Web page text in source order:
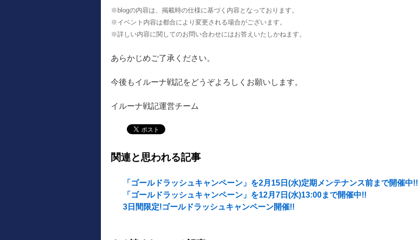
※blogの内容は、掲載時の仕様に基づく内容となっております。
※イベント内容は都合により変更される場合がございます。
※詳しい内容に関してのお問い合わせにはお答えいたしかねます。
あらかじめご了承ください。
今後もイルーナ戦記をどうぞよろしくお願いします。
イルーナ戦記運営チーム
関連と思われる記事
「ゴールドラッシュキャンペーン」を2月15日(水)定期メンテナンス前まで開催中!!
「ゴールドラッシュキャンペーン」を12月7日(水)13:00まで開催中!!
3日間限定!ゴールドラッシュキャンペーン開催!!